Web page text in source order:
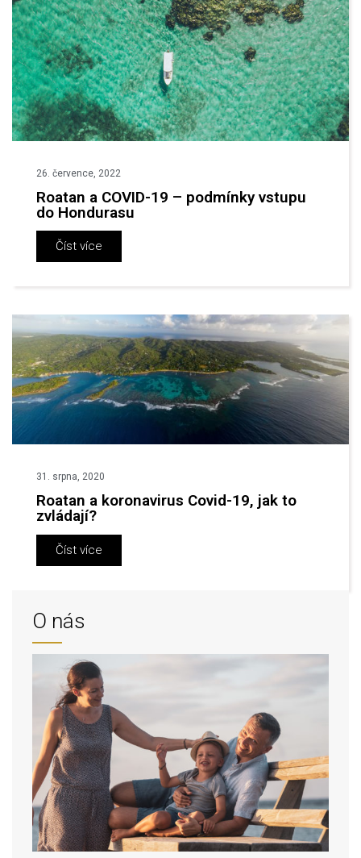
CS
26. července, 2022
Roatan a COVID-19 – podmínky vstupu
do Hondurasu
Číst více
31. srpna, 2020
Roatan a koronavirus Covid-19, jak to
zvládají?
Číst více
O nás